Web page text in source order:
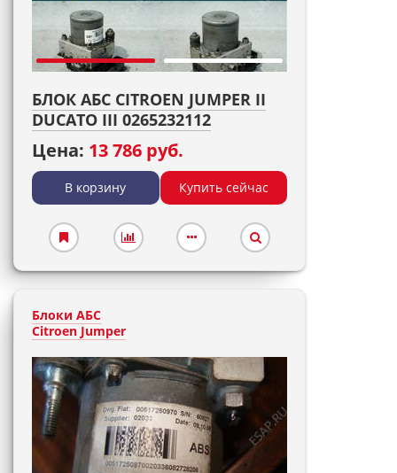
БЛОК АБС CITROEN JUMPER II
DUCATO III 0265232112
Цена: 13 786 руб.
В корзину Купить сейчас
Блоки АБС
Citroen Jumper